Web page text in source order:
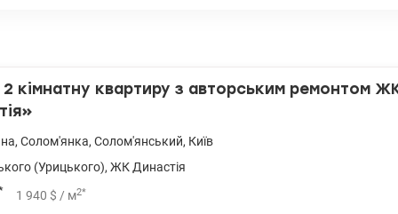
кімнатну квартиру з авторським ремонтом
, Солом'янка, Солом'янський, Київ
(Урицького), ЖК Династія
1 940 $ / м2*